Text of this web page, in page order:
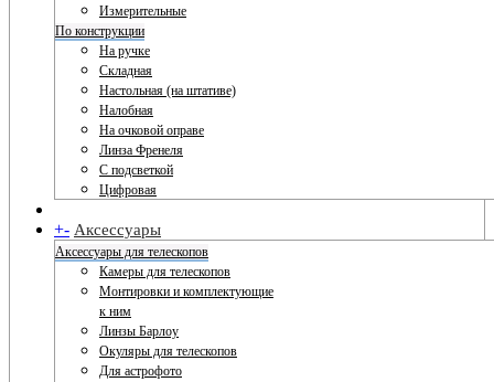
Измерительные
По конструкции
На ручке
Складная
Настольная (на штативе)
Налобная
На очковой оправе
Линза Френеля
С подсветкой
Цифровая
+- Аксессуары
Аксессуары для телескопов
Камеры для телескопов
Монтировки и комплектующие
к ним
Линзы Барлоу
Окуляры для телескопов
Для астрофото